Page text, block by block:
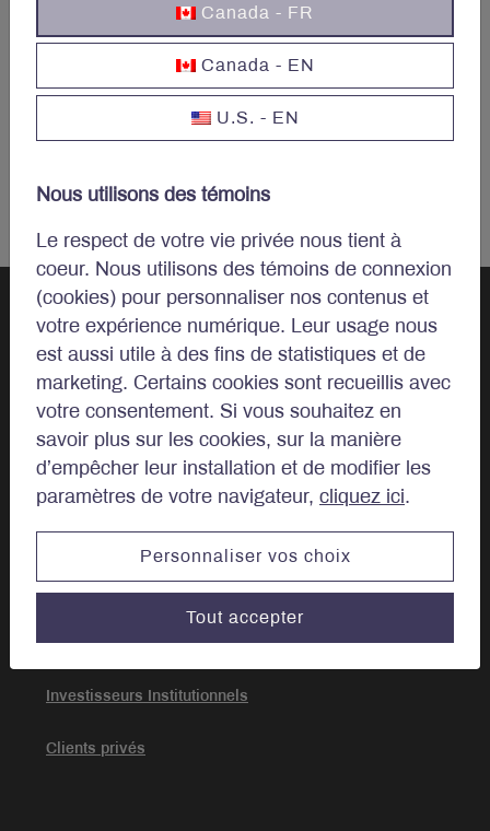
Canada - FR
Canada - EN
U.S. - EN
Nous utilisons des témoins
Le respect de votre vie privée nous tient à
coeur. Nous utilisons des témoins de connexion
(cookies) pour personnaliser nos contenus et
votre expérience numérique. Leur usage nous
est aussi utile à des fins de statistiques et de
marketing. Certains cookies sont recueillis avec
votre consentement. Si vous souhaitez en
savoir plus sur les cookies, sur la manière
d’empêcher leur installation et de modifier les
paramètres de votre navigateur, cliquez ici.
Personnaliser vos choix
Tout accepter
Parlons
d’investissements.
Investir
Options d’investissement
Investir au Canada
Investisseurs Institutionnels
Clients privés